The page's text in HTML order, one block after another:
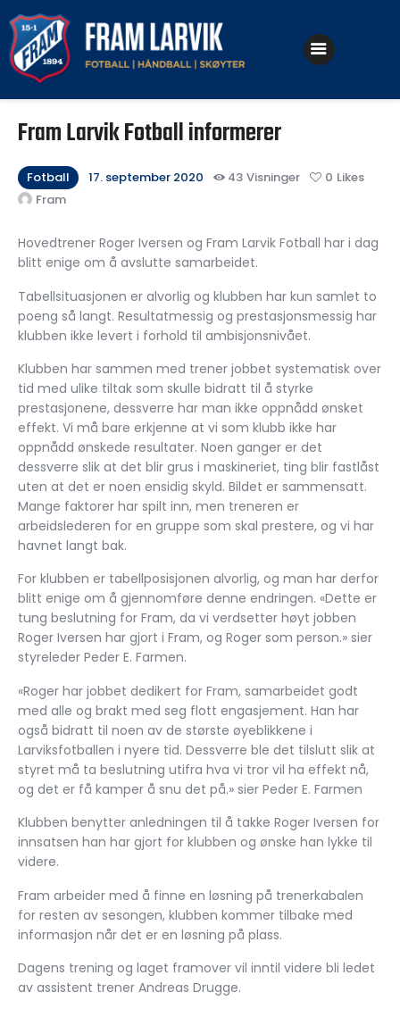
Fotball
Håndball
Fram Larvik Fotball informerer
Fotball 17. september 2020 43 Visninger 0 Likes
Fram
Hovedtrener Roger Iversen og Fram Larvik Fotball har i dag
blitt enige om å avslutte samarbeidet.
Tabellsituasjonen er alvorlig og klubben har kun samlet to
poeng så langt. Resultatmessig og prestasjonsmessig har
klubben ikke levert i forhold til ambisjonsnivået.
Klubben har sammen med trener jobbet systematisk over
tid med ulike tiltak som skulle bidratt til å styrke
prestasjonene, dessverre har man ikke oppnådd ønsket
effekt. Vi må bare erkjenne at vi som klubb ikke har
oppnådd ønskede resultater. Noen ganger er det
dessverre slik at det blir grus i maskineriet, ting blir fastlåst
uten at det er noen ensidig skyld. Bildet er sammensatt.
Mange faktorer har spilt inn, men treneren er
arbeidslederen for en gruppe som skal prestere, og vi har
havnet langt bak.
For klubben er tabellposisjonen alvorlig, og man har derfor
blitt enige om å gjennomføre denne endringen. «Dette er
tung beslutning for Fram, da vi verdsetter høyt jobben
Roger Iversen har gjort i Fram, og Roger som person.» sier
styreleder Peder E. Farmen.
«Roger har jobbet dedikert for Fram, samarbeidet godt
med alle og brakt med seg flott engasjement. Han har
også bidratt til noen av de største øyeblikkene i
Larviksfotballen i nyere tid. Dessverre ble det tilslutt slik at
styret må ta beslutning utifra hva vi tror vil ha effekt nå,
og det er få kamper å snu det på.» sier Peder E. Farmen
Klubben benytter anledningen til å takke Roger Iversen for
innsatsen han har gjort for klubben og ønske han lykke til
videre.
Fram arbeider med å finne en løsning på trenerkabalen
for resten av sesongen, klubben kommer tilbake med
informasjon når det er en løsning på plass.
Dagens trening og laget framover vil inntil videre bli ledet
av assistent trener Andreas Drugge.